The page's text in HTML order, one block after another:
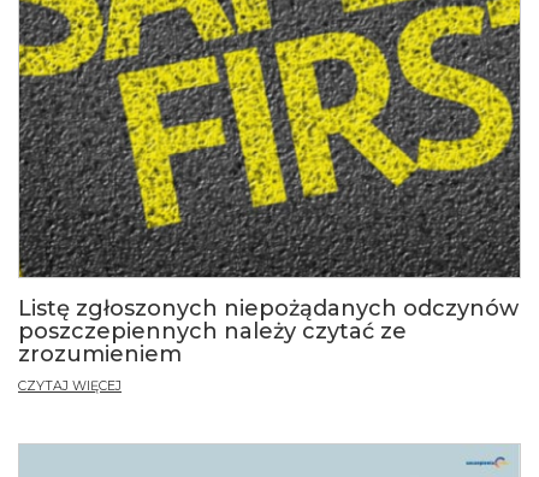
Listę zgłoszonych niepożądanych odczynów
poszczepiennych należy czytać ze
zrozumieniem
CZYTAJ WIĘCEJ